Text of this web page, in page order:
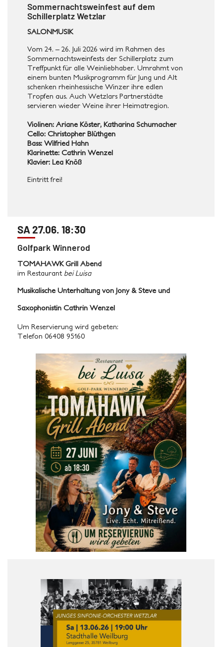
Sommernachtsweinfest auf dem
Schillerplatz Wetzlar
SALONMUSIK
Vom 24. – 26. Juli 2026 wird im Rahmen des
Sommernachtsweinfests der Schillerplatz zum
Treffpunkt für alle Weinliebhaber. Umrahmt von
einem bunten Musikprogramm für Jung und Alt
schenken rheinhessische Winzer ihre edlen
Tropfen aus. Auch Wetzlars Partnerstädte
servieren wieder Weine ihrer Heimatregion.
Violinen: Ariane Köster, Katharina Schumacher
Cello: Christopher Blüthgen
Bass: Wilfried Hahn
Klarinette: Cathrin Wenzel
Klavier: Lea Knöß
Eintritt frei!
SA 27.06. 18:30
Golfpark Winnerod
TOMAHAWK Grill Abend
im Restaurant bei Luisa
Musikalische Unterhaltung von Jony & Steve und
Saxophonistin Cathrin Wenzel
Um Reservierung wird gebeten:
Telefon 06408 95160